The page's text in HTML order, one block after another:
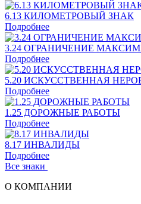
6.13 КИЛОМЕТРОВЫЙ ЗНАК
Подробнее
3.24 ОГРАНИЧЕНИЕ
Подробнее
5.20 ИСКУССТВЕННАЯ
Подробнее
1.25 ДОРОЖНЫЕ РАБОТЫ
Подробнее
8.17 ИНВАЛИДЫ
Подробнее
Все знаки
О КОМПАНИИ